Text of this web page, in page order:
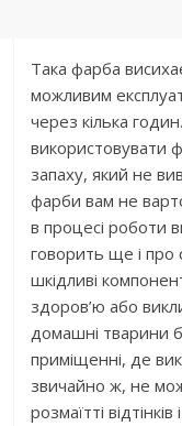
Така фарба
можливим
через кілька
використовувати
запаху, який не
фарби вам не
в процесі роботи
говорить ще і про
шкідливі
здоров’ю або
домашні тварини
приміщенні, де
звичайно ж, не
розмаїтті